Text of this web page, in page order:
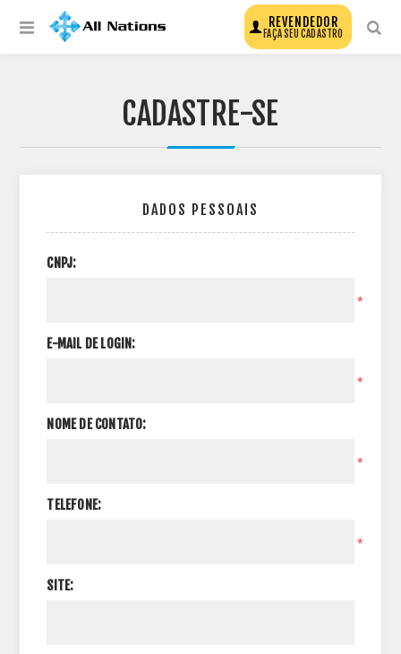
REVENDEDOR
FAÇA SEU CADASTRO
CADASTRE-SE
DADOS PESSOAIS
CNPJ:
*
E-MAIL DE LOGIN:
*
NOME DE CONTATO:
*
TELEFONE:
*
SITE: